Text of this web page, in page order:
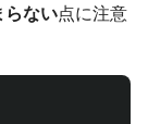
ない点に注意